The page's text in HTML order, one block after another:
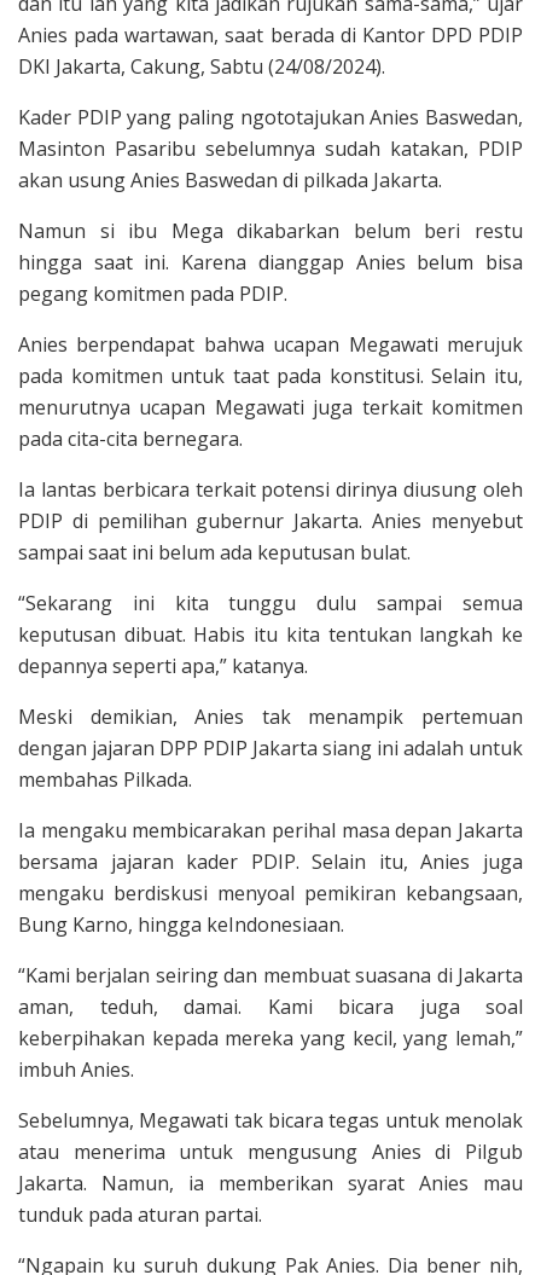
Anies pada wartawan, saat berada di Kantor DPD PDIP
DKI Jakarta, Cakung, Sabtu (24/08/2024).
Kader PDIP yang paling ngototajukan Anies Baswedan,
Masinton Pasaribu sebelumnya sudah katakan, PDIP
akan usung Anies Baswedan di pilkada Jakarta.
Namun si ibu Mega dikabarkan belum beri restu
hingga saat ini. Karena dianggap Anies belum bisa
pegang komitmen pada PDIP.
Anies berpendapat bahwa ucapan Megawati merujuk
pada komitmen untuk taat pada konstitusi. Selain itu,
menurutnya ucapan Megawati juga terkait komitmen
pada cita-cita bernegara.
Ia lantas berbicara terkait potensi dirinya diusung oleh
PDIP di pemilihan gubernur Jakarta. Anies menyebut
sampai saat ini belum ada keputusan bulat.
“Sekarang ini kita tunggu dulu sampai semua
keputusan dibuat. Habis itu kita tentukan langkah ke
depannya seperti apa,” katanya.
Meski demikian, Anies tak menampik pertemuan
dengan jajaran DPP PDIP Jakarta siang ini adalah untuk
membahas Pilkada.
Ia mengaku membicarakan perihal masa depan Jakarta
bersama jajaran kader PDIP. Selain itu, Anies juga
mengaku berdiskusi menyoal pemikiran kebangsaan,
Bung Karno, hingga keIndonesiaan.
“Kami berjalan seiring dan membuat suasana di Jakarta
aman, teduh, damai. Kami bicara juga soal
keberpihakan kepada mereka yang kecil, yang lemah,”
imbuh Anies.
Sebelumnya, Megawati tak bicara tegas untuk menolak
atau menerima untuk mengusung Anies di Pilgub
Jakarta. Namun, ia memberikan syarat Anies mau
tunduk pada aturan partai.
“Ngapain ku suruh dukung Pak Anies. Dia bener nih,